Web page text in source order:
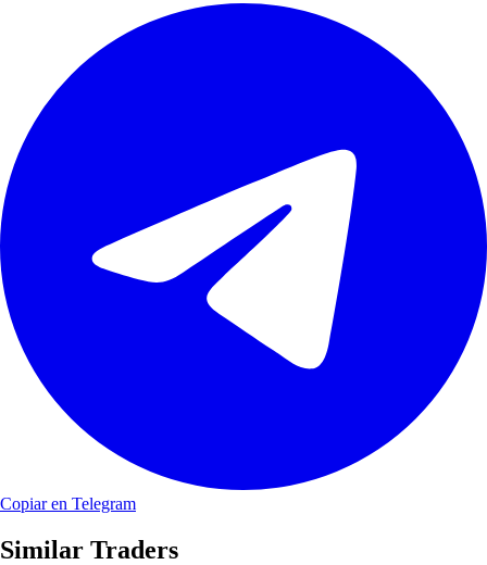
Copiar en Telegram
Similar Traders